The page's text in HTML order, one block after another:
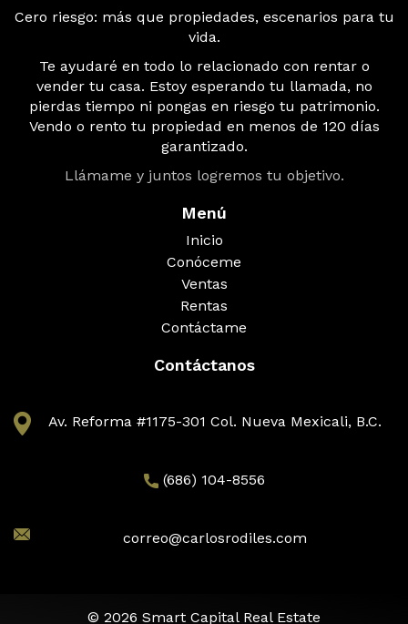
Cero riesgo: más que propiedades, escenarios para tu
vida.
Te ayudaré en todo lo relacionado con rentar o
vender tu casa. Estoy esperando tu llamada, no
pierdas tiempo ni pongas en riesgo tu patrimonio.
Vendo o rento tu propiedad en menos de 120 días
garantizado.
Llámame y juntos logremos tu objetivo.
Menú
Inicio
Conóceme
Ventas
Rentas
Contáctame
Contáctanos
Av. Reforma #1175-301 Col. Nueva Mexicali, B.C.
(686) 104-8556
correo@carlosrodiles.com
© 2026 Smart Capital Real Estate